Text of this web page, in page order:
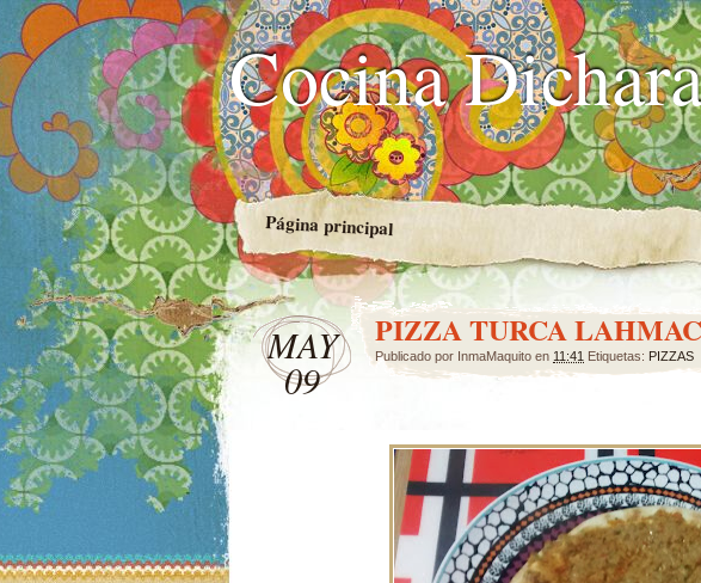
Cocina
Página principal
MAY
09
PIZZA TURCA
Publicado por InmaMaquito en 11:41 Etiquetas: PIZZAS